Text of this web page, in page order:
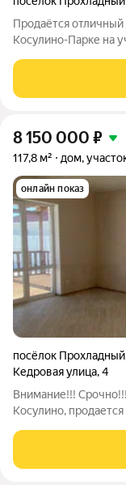
Продаётся
Косулино-Парке на
8 150 000 ₽
117,8 м² дом,
онлайн показ
посёлок Прохладный
Кедровая улица,4
Внимание!!!
Косулино,
в 6,24 сотки.
Полный комплект по